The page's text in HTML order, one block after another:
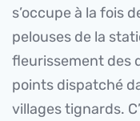
s’occupe à la fois
pelouses de la
fleurissement des
points dispatché
villages tignards.